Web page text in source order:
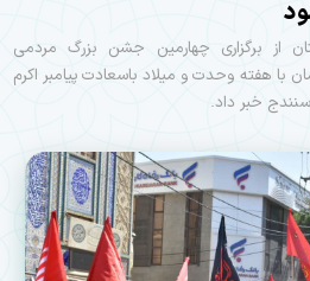
از برگزاری چهارمین جشن بزرگ مردمی
هفته وحدت و میلاد باسعادت پیامبر اکرم
خبر داد.